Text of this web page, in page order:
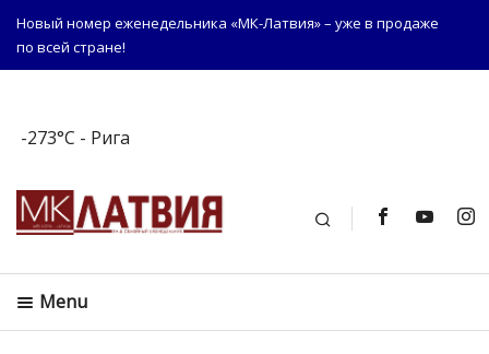
Новый номер еженедельника «МК-Латвия» – уже в продаже
по всей стране!
-273°C - Рига
Поиск
Menu